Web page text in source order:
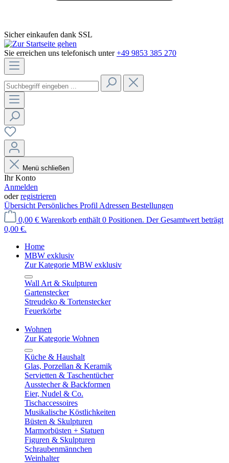
Sicher einkaufen dank SSL
Sie erreichen uns telefonisch unter +49 9853 385 270
Menü schließen
Ihr Konto
Anmelden
oderregistrieren
Übersicht Persönliches Profil Adressen Bestellungen
0,00 € Warenkorb enthält 0 Positionen. Der Gesamtwert beträgt
0,00 €.
Home
MBW exklusiv
Zur Kategorie MBW exklusiv
Wall Art & Skulpturen
Gartenstecker
Streudeko & Tortenstecker
Feuerkörbe
Wohnen
Zur Kategorie Wohnen
Küche & Haushalt
Glas, Porzellan & Keramik
Servietten & Taschentücher
Ausstecher & Backformen
Eier, Nudel & Co.
Tischaccessoires
Musikalische Köstlichkeiten
Büsten & Skulpturen
Marmorbüsten + Statuen
Figuren & Skulpturen
Schraubenmännchen
Weinhalter